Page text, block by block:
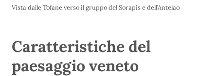
Vista dalle Tofane verso il gruppo del Sorapis e dell’Antelao
Caratteristiche del
paesaggio veneto